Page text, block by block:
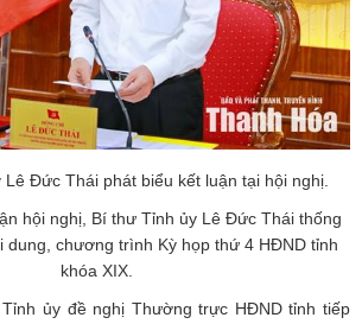
Đức Thái phát biểu kết luận tại hội nghị.
hội nghị, Bí thư Tỉnh ủy Lê Đức Thái thống
dung, chương trình Kỳ họp thứ 4 HĐND tỉnh
khóa XIX.
ủy đề nghị Thường trực HĐND tỉnh tiếp